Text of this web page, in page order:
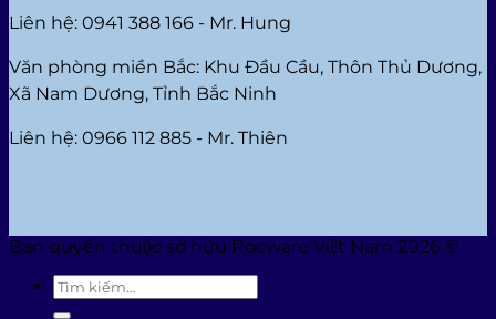
Liên hệ: 0941 388 166 - Mr. Hung
Văn phòng miền Bắc: Khu Đầu Cầu, Thôn Thủ Dương,
Xã Nam Dương, Tỉnh Bắc Ninh
Liên hệ: 0966 112 885 - Mr. Thiên
Bản quyền thuộc sở hữu Rocware Việt Nam 2026 ©
Tìm
kiếm: